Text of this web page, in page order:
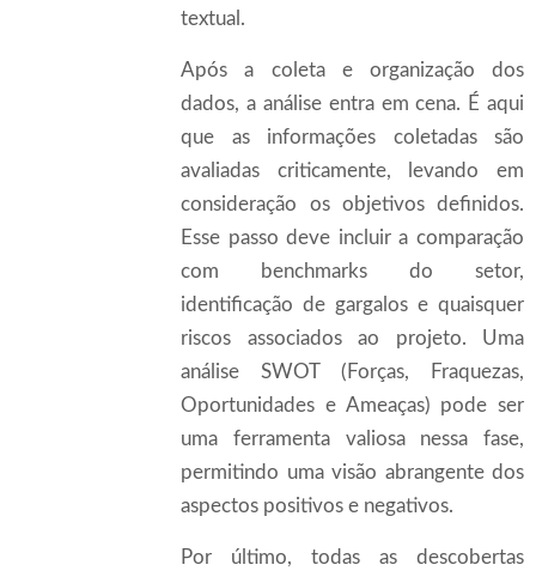
textual.
Após a coleta e organização dos
dados, a análise entra em cena. É aqui
que as informações coletadas são
avaliadas criticamente, levando em
consideração os objetivos definidos.
Esse passo deve incluir a comparação
com benchmarks do setor,
identificação de gargalos e quaisquer
riscos associados ao projeto. Uma
análise SWOT (Forças, Fraquezas,
Oportunidades e Ameaças) pode ser
uma ferramenta valiosa nessa fase,
permitindo uma visão abrangente dos
aspectos positivos e negativos.
Por último, todas as descobertas